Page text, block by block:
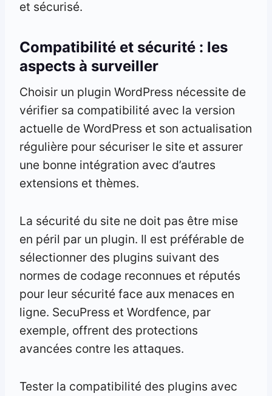
et sécurisé.
Compatibilité et sécurité : les
aspects à surveiller
Choisir un plugin WordPress nécessite de
vérifier sa compatibilité avec la version
actuelle de WordPress et son actualisation
régulière pour sécuriser le site et assurer
une bonne intégration avec d’autres
extensions et thèmes.
La sécurité du site ne doit pas être mise
en péril par un plugin. Il est préférable de
sélectionner des plugins suivant des
normes de codage reconnues et réputés
pour leur sécurité face aux menaces en
ligne. SecuPress et Wordfence, par
exemple, offrent des protections
avancées contre les attaques.
Tester la compatibilité des plugins avec